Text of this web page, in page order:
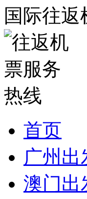
国际往返
首页
广州出
澳门出